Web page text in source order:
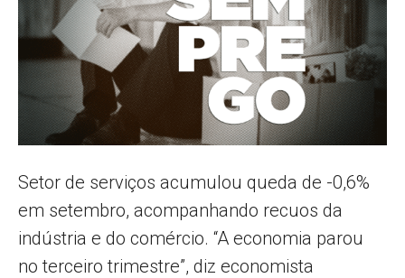
AL
Setor de serviços acumulou queda de -0,6%
em setembro, acompanhando recuos da
indústria e do comércio. “A economia parou
no terceiro trimestre”, diz economista